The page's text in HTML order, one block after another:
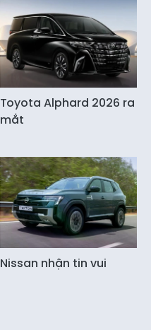
Toyota Alphard 2026 ra
mắt
Nissan nhận tin vui